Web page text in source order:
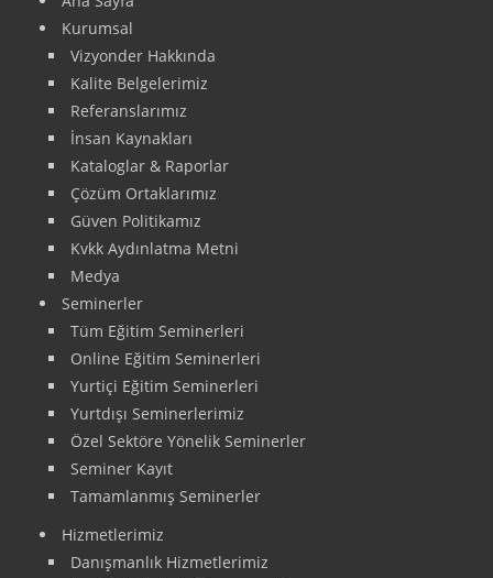
Kurumsal
Vizyonder Hakkında
Kalite Belgelerimiz
Referanslarımız
İnsan Kaynakları
Kataloglar & Raporlar
Çözüm Ortaklarımız
Güven Politikamız
Kvkk Aydınlatma Metni
Medya
Seminerler
Tüm Eğitim Seminerleri
Online Eğitim Seminerleri
Yurtiçi Eğitim Seminerleri
Yurtdışı Seminerlerimiz
Özel Sektöre Yönelik Seminerler
Seminer Kayıt
Tamamlanmış Seminerler
Hizmetlerimiz
Danışmanlık Hizmetlerimiz